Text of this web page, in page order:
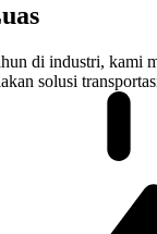
di industri, kami
solusi